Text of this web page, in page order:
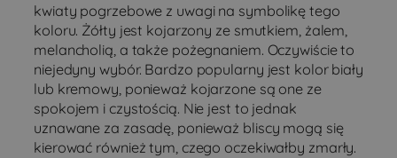
kwiaty pogrzebowe z uwagi na symbolikę tego
koloru. Żółty jest kojarzony ze smutkiem, żalem,
melancholią, a także pożegnaniem. Oczywiście to
niejedyny wybór. Bardzo popularny jest kolor biały
lub kremowy, ponieważ kojarzone są one ze
spokojem i czystością. Nie jest to jednak
uznawane za zasadę, ponieważ bliscy mogą się
kierować również tym, czego oczekiwałby zmarły.